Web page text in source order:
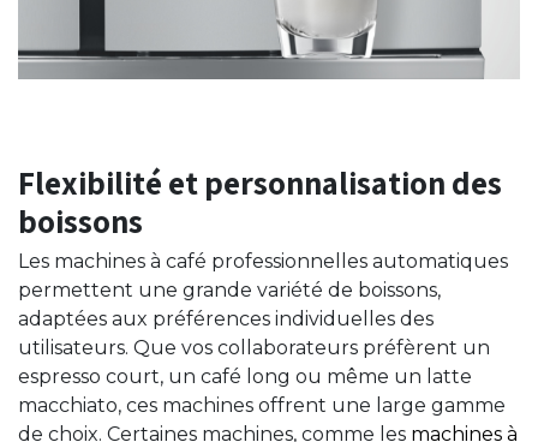
Flexibilité et personnalisation des
boissons
Les machines à café professionnelles automatiques
permettent une grande variété de boissons,
adaptées aux préférences individuelles des
utilisateurs. Que vos collaborateurs préfèrent un
espresso court, un café long ou même un latte
macchiato, ces machines offrent une large gamme
de choix. Certaines machines, comme les machines à